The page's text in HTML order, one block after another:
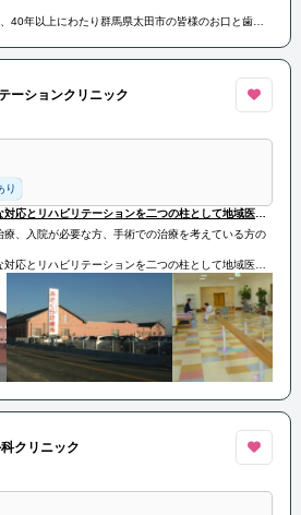
40年以上にわたり群馬県太田市の皆様のお口と歯の
せ」「再生医療」に特化した専門クリニックとして
ーションクリニック
り
スポーツ障害の患者様への迅速な対応とリハビリテーションを二つの柱として地域医療に貢献
、入院が必要な方、手術での治療を考えている方の
応とリハビリテーションを二つの柱として地域医療
クリニック